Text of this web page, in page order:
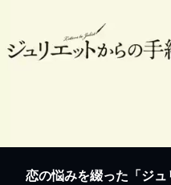
恋の悩みを綴った「ジュ